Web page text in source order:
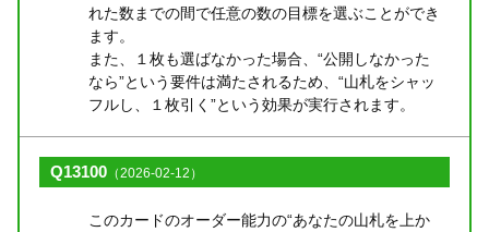
れた数までの間で任意の数の目標を選ぶことができ
ます。
また、１枚も選ばなかった場合、“公開しなかった
なら”という要件は満たされるため、“山札をシャッ
フルし、１枚引く”という効果が実行されます。
Q13100 （2026-02-12）
このカードのオーダー能力の“あなたの山札を上か